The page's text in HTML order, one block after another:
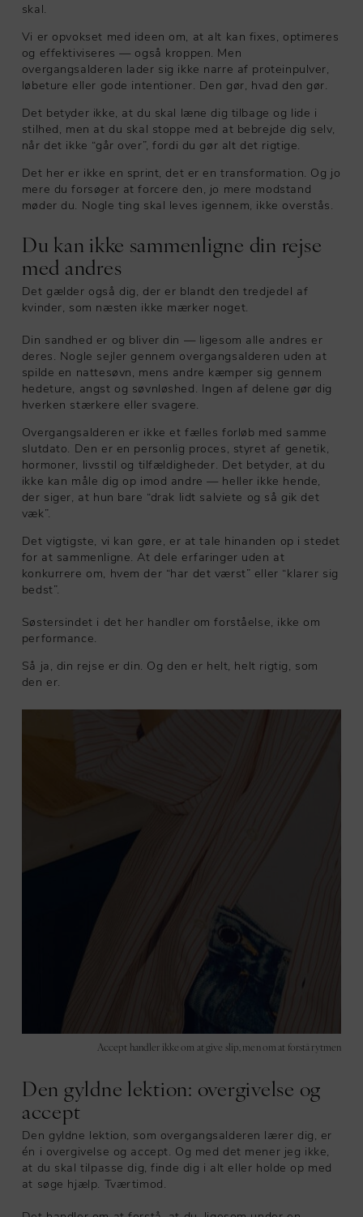
skal.
Vi er opvokset med ideen om, at alt kan fixes, optimeres
og effektiviseres — også kroppen. Men
overgangsalderen lader sig ikke narre af proteinpulver,
løbeture eller gode intentioner. Den gør, hvad den gør.
Det betyder ikke, at du skal læne dig tilbage og lide i
stilhed, men at du skal stoppe med at bebrejde dig selv,
når det ikke “går over”, fordi du gør alt det rigtige.
Det her er ikke en sprint, det er en transformation. Og jo
mere du forsøger at forcere den, jo mere modstand
møder du. Nogle ting skal leves igennem, ikke overstås.
Du kan ikke sammenligne din rejse
med andres
Det gælder også dig, der er blandt den tredjedel af
kvinder, som næsten ikke mærker noget.
Din sandhed er og bliver din — ligesom alle andres er
deres. Nogle sejler gennem overgangsalderen uden at
spilde en nattesøvn, mens andre kæmper sig gennem
hedeture, angst og søvnløshed. Ingen af delene gør dig
hverken stærkere eller svagere.
Overgangsalderen er ikke et fælles forløb med samme
slutdato. Den er en personlig proces, styret af genetik,
hormoner, livsstil og tilfældigheder. Det betyder, at du
ikke kan måle dig op imod andre — heller ikke hende,
der siger, at hun bare “drak lidt salviete og så gik det
væk”.
Det vigtigste, vi kan gøre, er at tale hinanden op i stedet
for at sammenligne. At dele erfaringer uden at
konkurrere om, hvem der “har det værst” eller “klarer sig
bedst”.
Søstersindet i det her handler om forståelse, ikke om
performance.
Så ja, din rejse er din. Og den er helt, helt rigtig, som
den er.
Accept handler ikke om at give slip, men om at forstå rytmen
Den gyldne lektion: overgivelse og
accept
Den gyldne lektion, som overgangsalderen lærer dig, er
én i overgivelse og accept. Og med det mener jeg ikke,
at du skal tilpasse dig, finde dig i alt eller holde op med
at søge hjælp. Tværtimod.